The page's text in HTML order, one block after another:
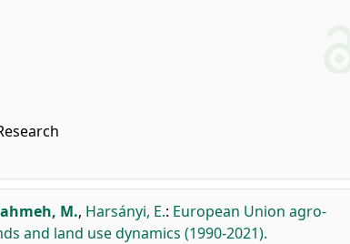
M., Harsányi, E.: European Union agro-
and land use dynamics (1990-2021).